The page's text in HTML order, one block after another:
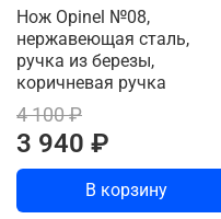
Нож Opinel №08,
нержавеющая сталь,
ручка из березы,
коричневая ручка
4 100 ₽
3 940 ₽
В корзину